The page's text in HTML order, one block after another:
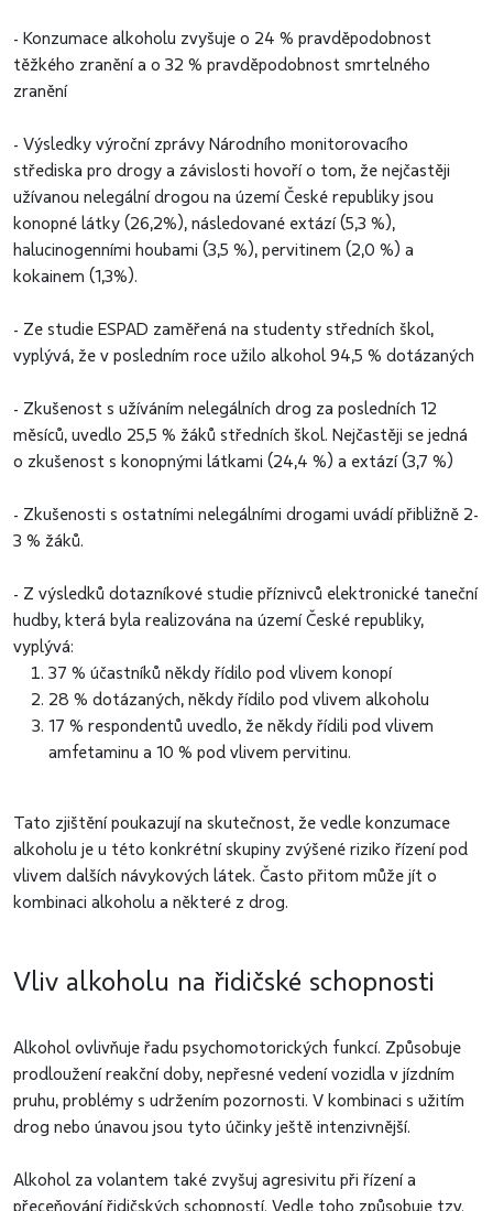
- Konzumace alkoholu zvyšuje o 24 % pravděpodobnost
těžkého zranění a o 32 % pravděpodobnost smrtelného
zranění
- Výsledky výroční zprávy Národního monitorovacího
střediska pro drogy a závislosti hovoří o tom, že nejčastěji
užívanou nelegální drogou na území České republiky jsou
konopné látky (26,2%), následované extází (5,3 %),
halucinogenními houbami (3,5 %), pervitinem (2,0 %) a
kokainem (1,3%).
- Ze studie ESPAD zaměřená na studenty středních škol,
vyplývá, že v posledním roce užilo alkohol 94,5 % dotázaných
- Zkušenost s užíváním nelegálních drog za posledních 12
měsíců, uvedlo 25,5 % žáků středních škol. Nejčastěji se jedná
o zkušenost s konopnými látkami (24,4 %) a extází (3,7 %)
- Zkušenosti s ostatními nelegálními drogami uvádí přibližně 2-
3 % žáků.
- Z výsledků dotazníkové studie příznivců elektronické taneční
hudby, která byla realizována na území České republiky,
vyplývá:
37 % účastníků někdy řídilo pod vlivem konopí
28 % dotázaných, někdy řídilo pod vlivem alkoholu
17 % respondentů uvedlo, že někdy řídili pod vlivem
amfetaminu a 10 % pod vlivem pervitinu.
Tato zjištění poukazují na skutečnost, že vedle konzumace
alkoholu je u této konkrétní skupiny zvýšené riziko řízení pod
vlivem dalších návykových látek. Často přitom může jít o
kombinaci alkoholu a některé z drog.
Vliv alkoholu na řidičské schopnosti
Alkohol ovlivňuje řadu psychomotorických funkcí. Způsobuje
prodloužení reakční doby, nepřesné vedení vozidla v jízdním
pruhu, problémy s udržením pozornosti. V kombinaci s užitím
drog nebo únavou jsou tyto účinky ještě intenzivnější.
Alkohol za volantem také zvyšuj agresivitu při řízení a
přeceňování řidičských schopností. Vedle toho způsobuje tzv.